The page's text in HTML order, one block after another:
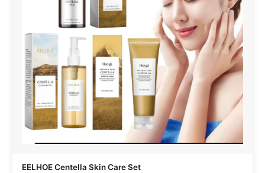
EELHOE Centella Skin Care Set